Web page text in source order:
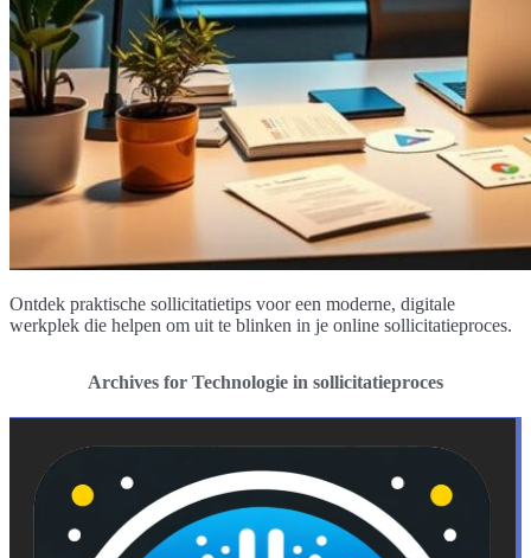
Ontdek praktische sollicitatietips voor een moderne, digitale
werkplek die helpen om uit te blinken in je online sollicitatieproces.
Archives for Technologie in sollicitatieproces